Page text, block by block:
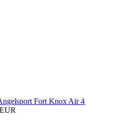
Fort Knox Air 4